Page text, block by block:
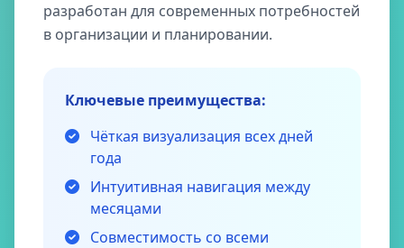
разработан для современных потребностей
в организации и планировании.
Ключевые преимущества:
Чёткая визуализация всех дней
года
Интуитивная навигация между
месяцами
Совместимость со всеми